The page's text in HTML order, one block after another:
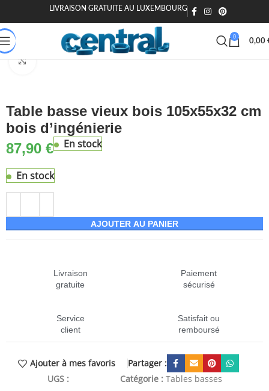
LIVRAISON GRATUITE AU LUXEMBOURG
0
0,00
Accueil Maison & Jardin Meuble Tables Tables basses
Table basse vieux bois 105x55x32 cm
bois d’ingénierie
87,90 € En stock
En stock
AJOUTER AU PANIER
Livraison
gratuite
Paiement
sécurisé
Service
client
Satisfait ou
remboursé
Ajouter à mes favoris
Partager :
UGS :
Catégorie : Tables basses
🎁 20€ offerts dès 200€ - Code : MOIEN20🏷️ 15€ dès 120€ -